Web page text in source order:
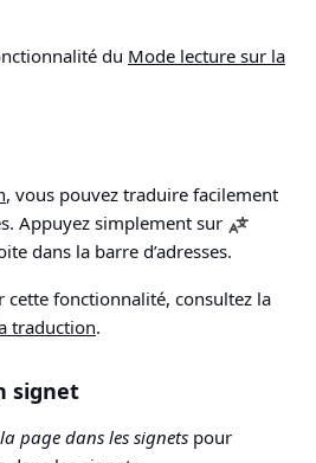
du Mode lecture sur la
, vous pouvez traduire facilement
Appuyez simplement sur
dans la barre d’adresses.
cette fonctionnalité, consultez la
traduction.
signet
page dans les signets pour